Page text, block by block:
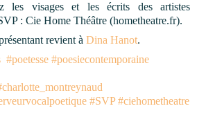
les visages et les écrits des artistes
: Cie Home Théâtre (hometheatre.fr).
revient à Dina Hanot.
#poetesse #poesiecontemporaine
#SVP #ciehometheatre